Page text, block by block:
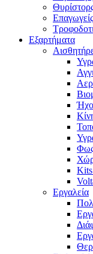
Εξαρτήματα
Εργαλεία